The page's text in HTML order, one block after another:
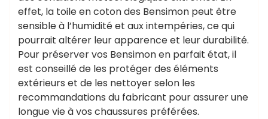
effet, la toile en coton des Bensimon peut être
sensible à l’humidité et aux intempéries, ce qui
pourrait altérer leur apparence et leur durabilité.
Pour préserver vos Bensimon en parfait état, il
est conseillé de les protéger des éléments
extérieurs et de les nettoyer selon les
recommandations du fabricant pour assurer une
longue vie à vos chaussures préférées.